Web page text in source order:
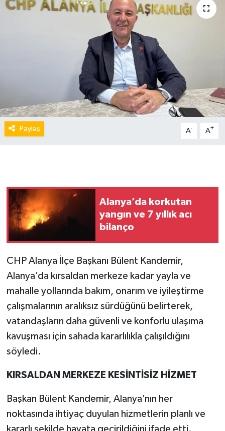
Paylaş A- A+
Alanya’da korkutan
yangın ve 7 yıllık acı
bilanço
CHP Alanya İlçe Başkanı Bülent Kandemir,
Alanya’da kırsaldan merkeze kadar yayla ve
mahalle yollarında bakım, onarım ve iyileştirme
çalışmalarının aralıksız sürdüğünü belirterek,
vatandaşların daha güvenli ve konforlu ulaşıma
kavuşması için sahada kararlılıkla çalışıldığını
söyledi.
KIRSALDAN MERKEZE KESİNTİSİZ HİZMET
Başkan Bülent Kandemir, Alanya’nın her
noktasında ihtiyaç duyulan hizmetlerin planlı ve
kararlı şekilde hayata geçirildiğini ifade etti.